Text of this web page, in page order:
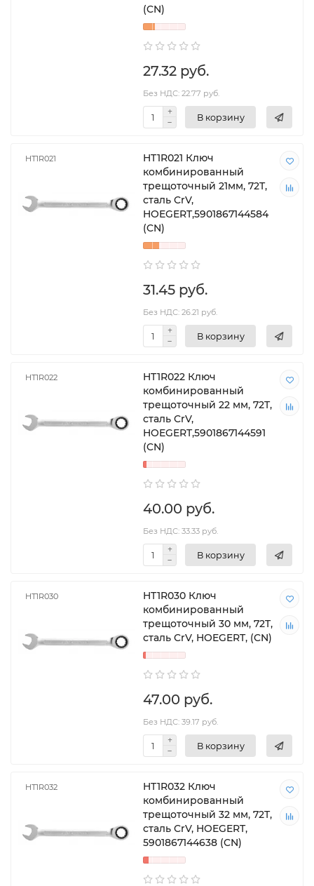
(CN)
27.32 руб.
Без НДС: 22.77 руб.
В корзину
HT1R021
HT1R021 Ключ
комбинированный
трещоточный 21мм, 72T,
сталь CrV,
HOEGERT,5901867144584
(CN)
31.45 руб.
Без НДС: 26.21 руб.
В корзину
HT1R022
HT1R022 Ключ
комбинированный
трещоточный 22 мм, 72T,
сталь CrV,
HOEGERT,5901867144591
(CN)
40.00 руб.
Без НДС: 33.33 руб.
В корзину
HT1R030
HT1R030 Ключ
комбинированный
трещоточный 30 мм, 72T,
сталь CrV, HOEGERT, (CN)
47.00 руб.
Без НДС: 39.17 руб.
В корзину
HT1R032
HT1R032 Ключ
комбинированный
трещоточный 32 мм, 72T,
сталь CrV, HOEGERT,
5901867144638 (CN)